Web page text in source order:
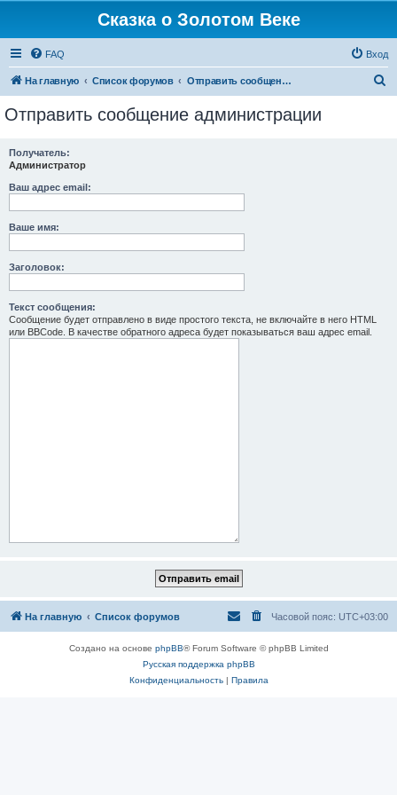
Сказка о Золотом Веке
FAQ Вход
На главную Список форумов Отправить сообщение администрации
Отправить сообщение администрации
Получатель:
Администратор
Ваш адрес email:
Ваше имя:
Заголовок:
Текст сообщения:
Сообщение будет отправлено в виде простого текста, не включайте в него HTML
или BBCode. В качестве обратного адреса будет показываться ваш адрес email.
На главную Список форумов Часовой пояс: UTC+03:00
Создано на основе phpBB® Forum Software © phpBB Limited
Русская поддержка phpBB
Конфиденциальность| Правила